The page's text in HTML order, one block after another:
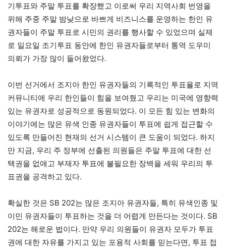
기투표와 주말 투표를 확장했고 이로써 우리 지역사회 번영을
위해 주중 주말 밤낮으로 바쁘게 비즈니스를 운영하는 한인 유
권자들이 주말 투표로 시민의 권리를 행사할 수 있었으며 실제
로 일요일 조기투표 동안에 한인 유권자들로부터 통역 도우미
의뢰가 가장 많이 들어왔었다.
이번 선거에서 조지아 한인 유권자들의 기록적인 투표율로 지역
커뮤니티에 우리 한인들이 힘을 보여줬고 우리는 미국에 영향력
있는 유권자로 성공적으로 동원되었다. 이 모든 힘 있는 변화의
이야기에는 많은 유색 인종 유권자들이 투표에 쉽게 접근할 수
있도록 만들어진 현재의 선거 시스템이 큰 도움이 되었다. 하지
만 지금, 우리 주 정부에 선출된 의원들은 주말 투표에 대한 선
택권을 없애고 부재자 투표에 불필요한 장벽을 세워 우리의 투
표권을 공격하고 있다.
확실한 것은 SB 202는 많은 조지아 유권자들, 특히 유색인종 및
이민 유권자들이 투표하는 것을 더 어렵게 만든다는 것이다. SB
202는 해로운 법이다. 만약 우리 의원들이 유권자 모두가 투표
권에 대한 자유를 가지고 있는 포용적 사회를 믿는다면, 투표 접